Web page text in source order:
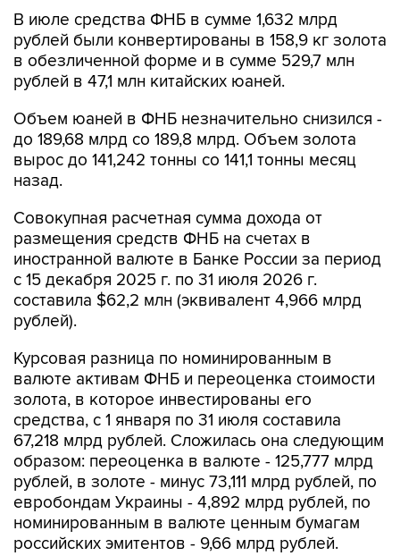
В июле средства ФНБ в сумме 1,632 млрд
рублей были конвертированы в 158,9 кг золота
в обезличенной форме и в сумме 529,7 млн
рублей в 47,1 млн китайских юаней.
Объем юаней в ФНБ незначительно снизился -
до 189,68 млрд со 189,8 млрд. Объем золота
вырос до 141,242 тонны со 141,1 тонны месяц
назад.
Совокупная расчетная сумма дохода от
размещения средств ФНБ на счетах в
иностранной валюте в Банке России за период
с 15 декабря 2025 г. по 31 июля 2026 г.
составила $62,2 млн (эквивалент 4,966 млрд
рублей).
Курсовая разница по номинированным в
валюте активам ФНБ и переоценка стоимости
золота, в которое инвестированы его
средства, с 1 января по 31 июля составила
67,218 млрд рублей. Сложилась она следующим
образом: переоценка в валюте - 125,777 млрд
рублей, в золоте - минус 73,111 млрд рублей, по
евробондам Украины - 4,892 млрд рублей, по
номинированным в валюте ценным бумагам
российских эмитентов - 9,66 млрд рублей.